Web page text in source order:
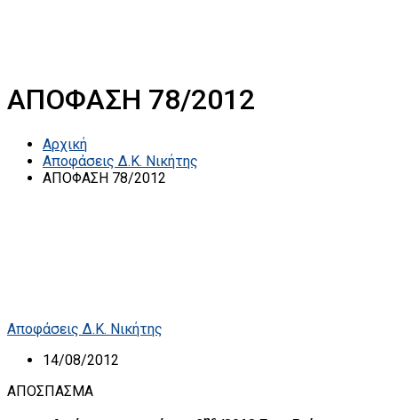
ΑΠΟΦΑΣΗ 78/2012
Αρχική
Αποφάσεις Δ.Κ. Νικήτης
ΑΠΟΦΑΣΗ 78/2012
Αποφάσεις Δ.Κ. Νικήτης
14/08/2012
ΑΠΟΣΠΑΣΜΑ